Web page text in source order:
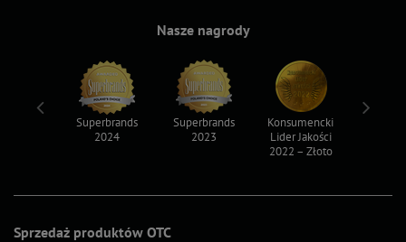
Sprzedaż produktów OTC
Nasze nagrody
Superbrands
2024
Superbrands
2023
Konsumencki
Lider Jakości
2022 – Złoto